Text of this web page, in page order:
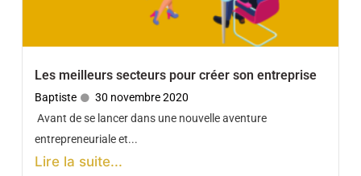
Les meilleurs secteurs pour créer son entreprise
Baptiste
30 novembre 2020
Avant de se lancer dans une nouvelle aventure
entrepreneuriale et...
Lire la suite...